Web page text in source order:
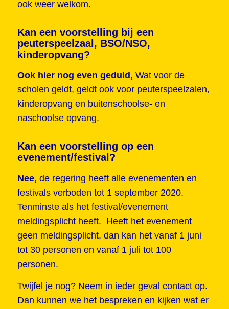
ook weer welkom.
Kan een voorstelling bij een
peuterspeelzaal, BSO/NSO,
kinderopvang?
Ook hier nog even geduld, Wat voor de
scholen geldt, geldt ook voor peuterspeelzalen,
kinderopvang en buitenschoolse- en
naschoolse opvang.
Kan een voorstelling op een
evenement/festival?
Nee, de regering heeft alle evenementen en
festivals verboden tot 1 september 2020.
Tenminste als het festival/evenement
meldingsplicht heeft. Heeft het evenement
geen meldingsplicht, dan kan het vanaf 1 juni
tot 30 personen en vanaf 1 juli tot 100
personen.
Twijfel je nog? Neem in ieder geval contact op.
Dan kunnen we het bespreken en kijken wat er